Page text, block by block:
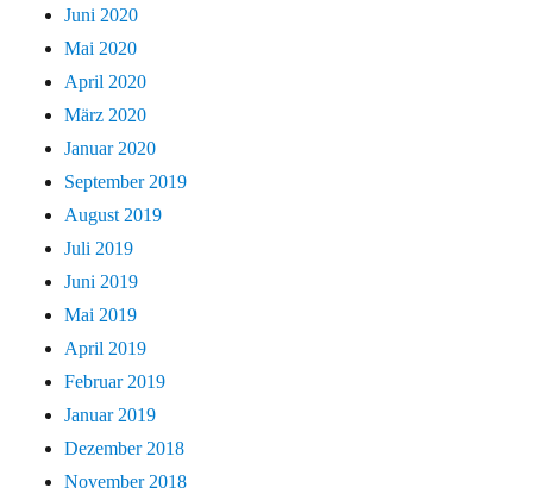
Juni 2020
Mai 2020
April 2020
März 2020
Januar 2020
September 2019
August 2019
Juli 2019
Juni 2019
Mai 2019
April 2019
Februar 2019
Januar 2019
Dezember 2018
November 2018